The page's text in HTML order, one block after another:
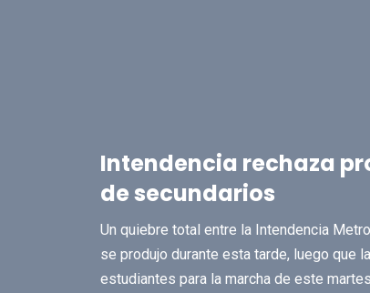
Intendencia rechaza
de secundarios
Un quiebre total entre la Intendencia
se produjo durante esta tarde, luego que
estudiantes para la marcha de este